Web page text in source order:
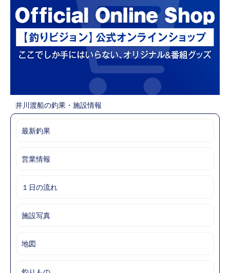
井川渡船の釣果・施設情報
最新釣果
営業情報
１日の流れ
施設写真
地図